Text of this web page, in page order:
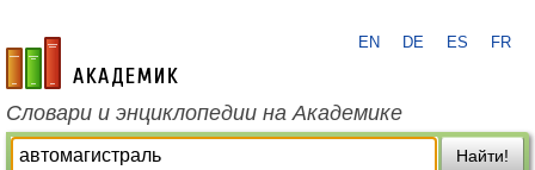
academic.ru
EN DE ES FR
Словари и энциклопедии на Академике
Найти!